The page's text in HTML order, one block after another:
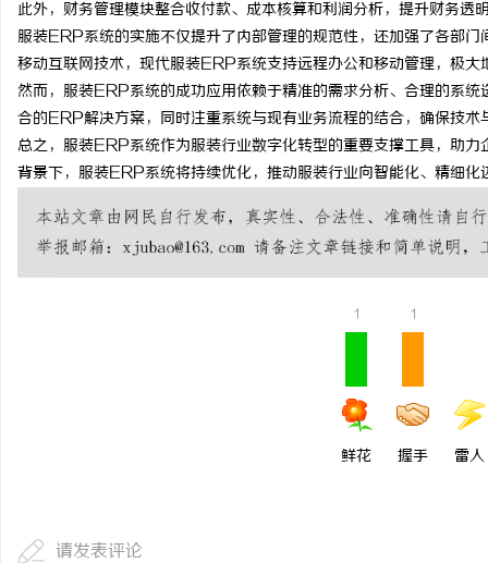
此外，财务管理模块整合收付款、成本核算和利润分析，提升财务透
服装ERP系统的实施不仅提升了内部管理的规范性，还加强了各部
移动互联网技术，现代服装ERP系统支持远程办公和移动管理，极
然而，服装ERP系统的成功应用依赖于精准的需求分析、合理的系
合的ERP解决方案，同时注重系统与现有业务流程的结合，确保技术
总之，服装ERP系统作为服装行业数字化转型的重要支撑工具，助
背景下，服装ERP系统将持续优化，推动服装行业向智能化、精细化
1
鲜花
1
握手 雷人
请发表评论
秘！专业充电桩项目软件开发商，究竟藏着 贝净 AC 国际医疗实验